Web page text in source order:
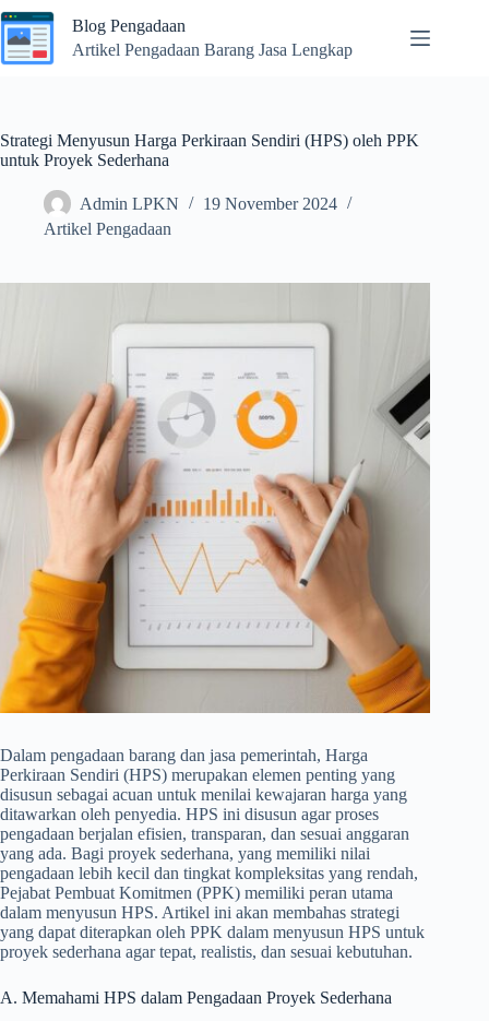
Skip
to
content
Blog Pengadaan
Artikel Pengadaan Barang Jasa Lengkap
Strategi Menyusun Harga Perkiraan Sendiri (HPS) oleh PPK
untuk Proyek Sederhana
Admin LPKN
19 November 2024
Artikel Pengadaan
Dalam pengadaan barang dan jasa pemerintah, Harga
Perkiraan Sendiri (HPS) merupakan elemen penting yang
disusun sebagai acuan untuk menilai kewajaran harga yang
ditawarkan oleh penyedia. HPS ini disusun agar proses
pengadaan berjalan efisien, transparan, dan sesuai anggaran
yang ada. Bagi proyek sederhana, yang memiliki nilai
pengadaan lebih kecil dan tingkat kompleksitas yang rendah,
Pejabat Pembuat Komitmen (PPK) memiliki peran utama
dalam menyusun HPS. Artikel ini akan membahas strategi
yang dapat diterapkan oleh PPK dalam menyusun HPS untuk
proyek sederhana agar tepat, realistis, dan sesuai kebutuhan.
A. Memahami HPS dalam Pengadaan Proyek Sederhana